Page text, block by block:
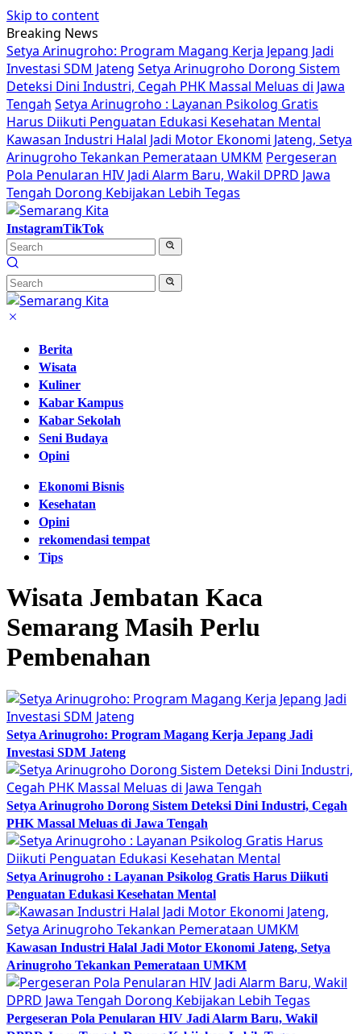
Skip to content
Breaking News
Setya Arinugroho: Program Magang Kerja Jepang Jadi
Investasi SDM Jateng Setya Arinugroho Dorong Sistem
Deteksi Dini Industri, Cegah PHK Massal Meluas di Jawa
Tengah Setya Arinugroho : Layanan Psikolog Gratis
Harus Diikuti Penguatan Edukasi Kesehatan Mental
Kawasan Industri Halal Jadi Motor Ekonomi Jateng, Setya
Arinugroho Tekankan Pemerataan UMKM Pergeseran
Pola Penularan HIV Jadi Alarm Baru, Wakil DPRD Jawa
Tengah Dorong Kebijakan Lebih Tegas
InstagramTikTok
Berita
Wisata
Kuliner
Kabar Kampus
Kabar Sekolah
Seni Budaya
Opini
Ekonomi Bisnis
Kesehatan
Opini
rekomendasi tempat
Tips
Wisata Jembatan Kaca
Semarang Masih Perlu
Pembenahan
Setya Arinugroho: Program Magang Kerja Jepang Jadi
Investasi SDM Jateng
Setya Arinugroho Dorong Sistem Deteksi Dini Industri, Cegah
PHK Massal Meluas di Jawa Tengah
Setya Arinugroho : Layanan Psikolog Gratis Harus Diikuti
Penguatan Edukasi Kesehatan Mental
Kawasan Industri Halal Jadi Motor Ekonomi Jateng, Setya
Arinugroho Tekankan Pemerataan UMKM
Pergeseran Pola Penularan HIV Jadi Alarm Baru, Wakil